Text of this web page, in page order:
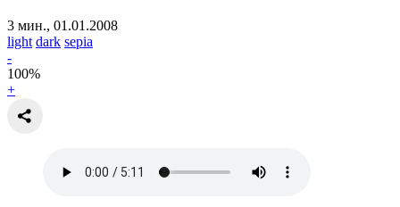
3 мин., 01.01.2008
light dark sepia
-
100%
+